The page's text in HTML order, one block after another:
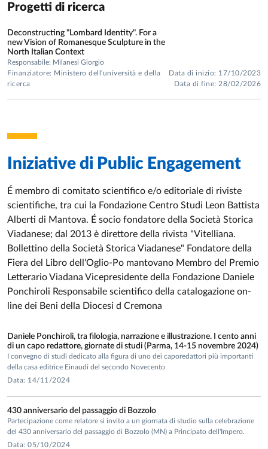
Progetti di ricerca
Deconstructing "Lombard Identity". For a
new Vision of Romanesque Sculpture in the
North Italian Context
Responsabile: Milanesi Giorgio
Finanziatore: Ministero dell'università e della
ricerca
Data di inizio: 17/10/2023
Data di fine: 28/02/2026
Iniziative di Public Engagement
É membro di comitato scientifico e/o editoriale di riviste
scientifiche, tra cui la Fondazione Centro Studi Leon Battista
Alberti di Mantova. É socio fondatore della Società Storica
Viadanese; dal 2013 è direttore della rivista "Vitelliana.
Bollettino della Società Storica Viadanese" Fondatore della
Fiera del Libro dell'Oglio-Po mantovano Membro del Premio
Letterario Viadana Vicepresidente della Fondazione Daniele
Ponchiroli Responsabile scientifico della catalogazione on-
line dei Beni della Diocesi d Cremona
Daniele Ponchiroli, tra filologia, narrazione e illustrazione. I cento anni
di un capo redattore, giornate di studi (Parma, 14-15 novembre 2024)
I convegno di studi dedicato alla figura di uno dei caporedattori più importanti
della casa editrice Einaudi del secondo Novecento
Data: 14/11/2024
430 anniversario del passaggio di Bozzolo
Partecipazione come relatore si invito a un giornata di studio sulla celebrazione
del 430 anniversario del passaggio di Bozzolo (MN) a Principato dell'Impero.
Data: 05/10/2024